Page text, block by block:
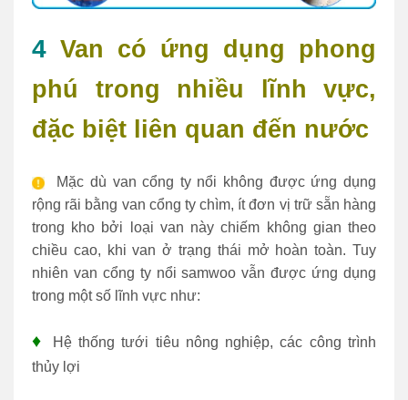
4 Van có ứng dụng phong
phú trong nhiều lĩnh vực,
đặc biệt liên quan đến nước
Mặc dù van cổng ty nổi không được ứng dụng
rộng rãi bằng van cổng ty chìm, ít đơn vị trữ sẵn hàng
trong kho bởi loại van này chiếm không gian theo
chiều cao, khi van ở trạng thái mở hoàn toàn. Tuy
nhiên van cổng ty nổi samwoo vẫn được ứng dụng
trong một số lĩnh vực như:
♦
Hệ thống tưới tiêu nông nghiệp, các công trình
thủy lợi